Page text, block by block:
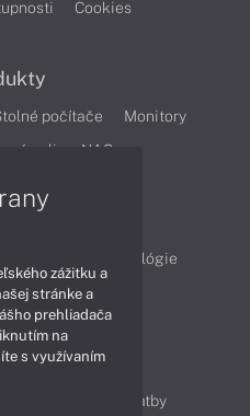
Cookies
počítače
Monitory
polia a NAS
Technológie
doručenia a platby
zážitku a
stránke a
prehliadača
na
s využívaním